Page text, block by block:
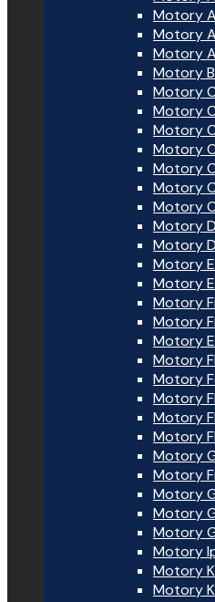
Motory
Motory
Motory
Motory
Motory
Motory
Motory
Motory
Motory
Motory
Motory
Motory
Motory
Motory
Motory
Motory
Motory
Motory
Motory
Motory
Motory
Motory
Motory
Motory
Motory
Motory
Motory
Motory
Motory
Motory
Motory